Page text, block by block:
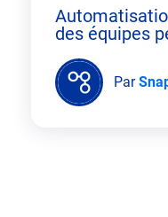
des équipes
Par